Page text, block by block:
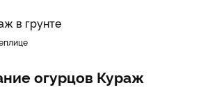
огурцов Кураж